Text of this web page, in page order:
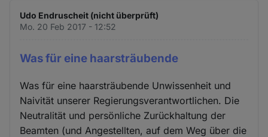
Udo Endruscheit (nicht überprüft)
Mo. 20 Feb 2017 - 12:52
Was für eine haarsträubende
Was für eine haarsträubende Unwissenheit und
Naivität unserer Regierungsverantwortlichen. Die
Neutralität und persönliche Zurückhaltung der
Beamten (und Angestellten, auf dem Weg über die